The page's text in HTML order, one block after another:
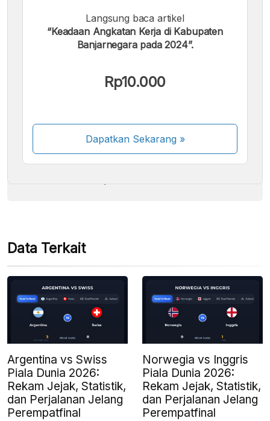
Langsung baca artikel
“Keadaan Angkatan Kerja di Kabupaten
Banjarnegara pada 2024”.
Rp10.000
Dapatkan Sekarang»
Kami menerima pembayaran berikut:
Beberapa metode pembayaran masih dalam
Data Terkait
Argentina vs Swiss
Piala Dunia 2026:
Rekam Jejak, Statistik,
dan Perjalanan Jelang
Perempatfinal
Norwegia vs Inggris
Piala Dunia 2026:
Rekam Jejak, Statistik,
dan Perjalanan Jelang
Perempatfinal